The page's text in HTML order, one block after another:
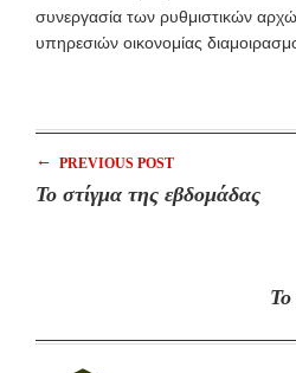
συνεργασία των ρυθμιστικών
υπηρεσιών οικονομίας
← PREVIOUS POST
Το στίγμα της εβδομάδας